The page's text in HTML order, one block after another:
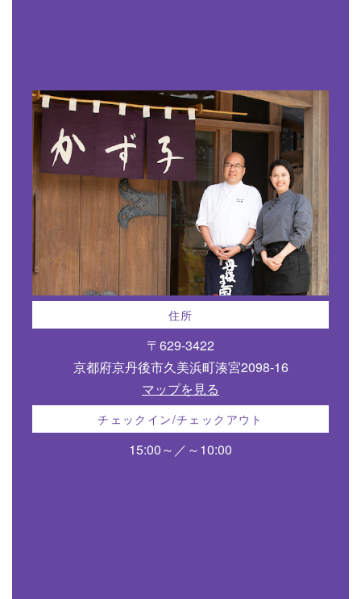
住所
〒629-3422
京都府京丹後市久美浜町湊宮2098-16
マップを見る
チェックイン/チェックアウト
15:00～／～10:00